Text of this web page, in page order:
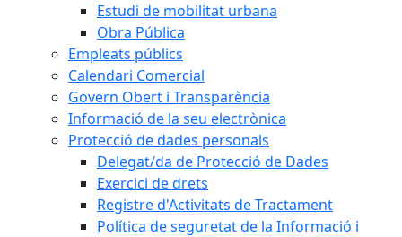
Estudi de mobilitat urbana
Obra Pública
Empleats públics
Calendari Comercial
Govern Obert i Transparència
Informació de la seu electrònica
Protecció de dades personals
Delegat/da de Protecció de Dades
Exercici de drets
Registre d'Activitats de Tractament
Política de seguretat de la Informació i